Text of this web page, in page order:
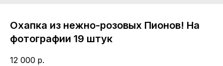
Охапка из нежно-розовых Пионов! На
фотографии 19 штук
12 000 р.